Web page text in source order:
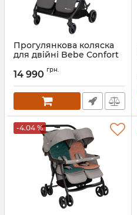
Прогулянкова коляска
для двійні Bebe Confort
Артикул: 1316153210
14 990 грн.
-4.04 %